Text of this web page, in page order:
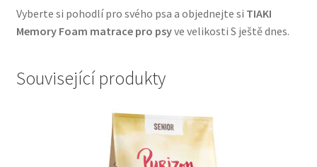
Vyberte si pohodlí pro svého psa a objednejte si TIAKI
Memory Foam matrace pro psyve velikosti S ještě dnes.
Související produkty